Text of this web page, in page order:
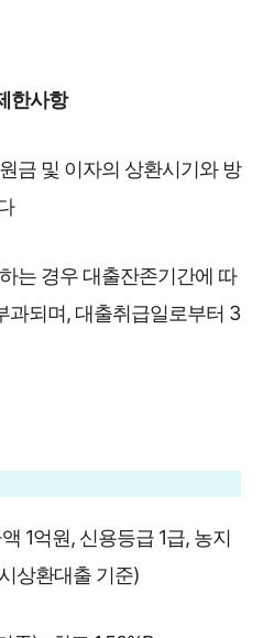
한사항
금 및 이자의 상환시기와 방
는 경우 대출잔존기간에 따
과되며, 대출취급일로부터 3
1억원, 신용등급 1급, 농지
상환대출 기준)